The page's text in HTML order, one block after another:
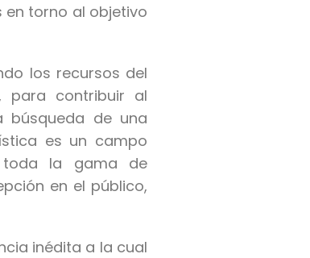
en torno al objetivo
los recursos del
para contribuir al
búsqueda de una
es un campo
toda la gama de
en el público,
inédita a la cual